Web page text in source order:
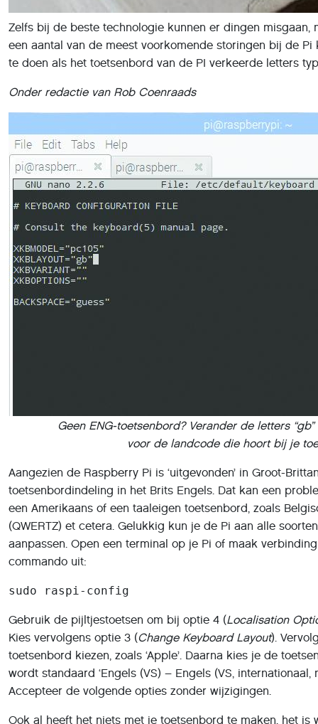
Zelfs bij de beste technologie kunnen er dingen misgaan,
een aantal van de meest voorkomende storingen bij de
te doen als het toetsenbord van de PI verkeerde letters
Onder redactie van Rob Coenraads
Geen ENG-toetsenbord? Verander de letters
voor de landcode die hoort bij je
Aangezien de Raspberry Pi is ‘uitgevonden’ in Groot-
toetsenbordindeling in het Brits Engels. Dat kan een
een Amerikaans of een taaleigen toetsenbord, zoals
(QWERTZ) et cetera. Gelukkig kun je de Pi aan alle
aanpassen. Open een terminal op je Pi of maak
commando uit:
sudo raspi-config
Gebruik de pijltjestoetsen om bij optie 4 (Localisation
Kies vervolgens optie 3 (Change Keyboard Layout).
toetsenbord kiezen, zoals ‘Apple’. Daarna kies je de
wordt standaard ‘Engels (VS) – Engels (VS, internationaal,
Accepteer de volgende opties zonder wijzigingen.
Ook al heeft het niets met je toetsenbord te maken, het is